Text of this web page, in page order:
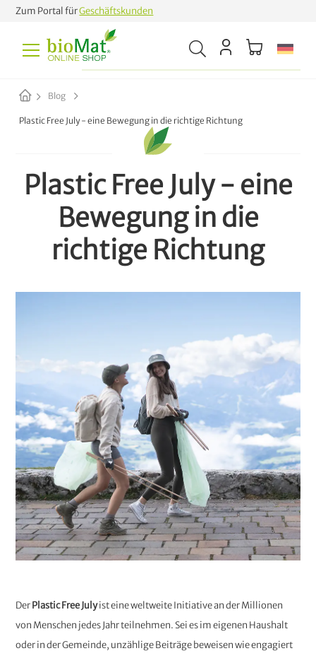
Zum Portal fürGeschäftskunden
Blog
Plastic Free July - eine Bewegung in die richtige Richtung
Plastic Free July - eine
Bewegung in die
richtige Richtung
DerPlastic Free Julyist eine weltweite Initiative an der Millionen
von Menschen jedes Jahr teilnehmen. Sei es im eigenen Haushalt
oder in der Gemeinde, unzählige Beiträge beweisen wie engagiert